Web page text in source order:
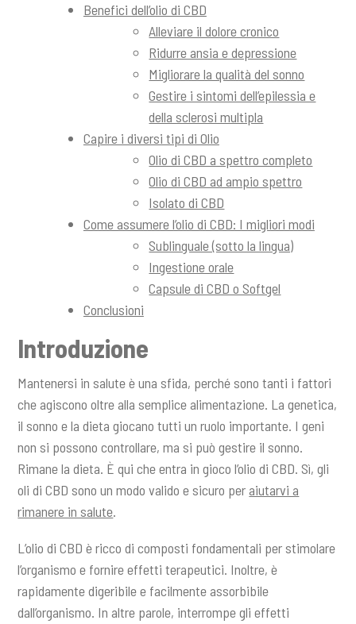
Benefici dell’olio di CBD
Alleviare il dolore cronico
Ridurre ansia e depressione
Migliorare la qualità del sonno
Gestire i sintomi dell’epilessia e
della sclerosi multipla
Capire i diversi tipi di Olio
Olio di CBD a spettro completo
Olio di CBD ad ampio spettro
Isolato di CBD
Come assumere l’olio di CBD: I migliori modi
Sublinguale (sotto la lingua)
Ingestione orale
Capsule di CBD o Softgel
Conclusioni
Introduzione
Mantenersi in salute è una sfida, perché sono tanti i fattori
che agiscono oltre alla semplice alimentazione. La genetica,
il sonno e la dieta giocano tutti un ruolo importante. I geni
non si possono controllare, ma si può gestire il sonno.
Rimane la dieta. È qui che entra in gioco l’olio di CBD. Sì, gli
oli di CBD sono un modo valido e sicuro peraiutarvi a
rimanere in salute.
L’olio di CBD è ricco di composti fondamentali per stimolare
l’organismo e fornire effetti terapeutici. Inoltre, è
rapidamente digeribile e facilmente assorbibile
dall’organismo. In altre parole, interrompe gli effetti